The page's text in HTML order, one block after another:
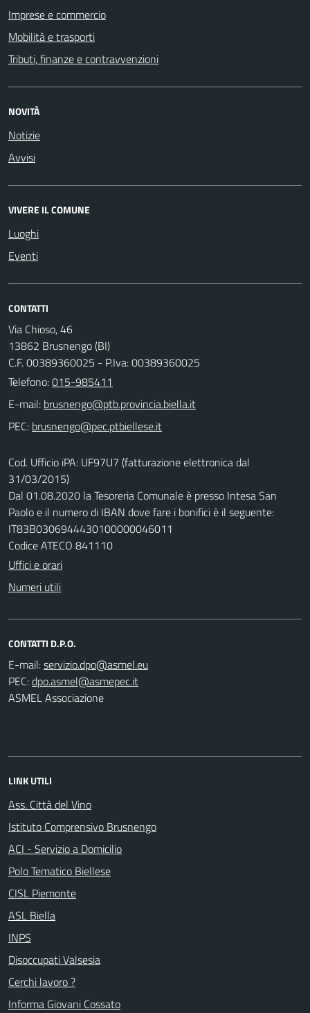
Imprese e commercio
Mobilità e trasporti
Tributi, finanze e contravvenzioni
NOVITÀ
Notizie
Avvisi
VIVERE IL COMUNE
Luoghi
Eventi
CONTATTI
Via Chioso, 46
13862 Brusnengo (BI)
C.F. 00389360025 - P.Iva: 00389360025
Telefono:015-985411
E-mail:
PEC:
Cod. Ufficio iPA: UF97U7 (fatturazione elettronica dal
31/03/2015)
Dal 01.08.2020 la Tesoreria Comunale è presso Intesa San
Paolo e il numero di IBAN dove fare i bonifici è il seguente:
IT83B0306944430100000046011
Codice ATECO 841110
Uffici e orari
Numeri utili
CONTATTI D.P.O.
E-mail:
PEC:
ASMEL Associazione
LINK UTILI
Ass. Città del Vino
Istituto Comprensivo Brusnengo
ACI - Servizio a Domicilio
Polo Tematico Biellese
CISL Piemonte
ASL Biella
INPS
Disoccupati Valsesia
Cerchi lavoro ?
Informa Giovani Cossato